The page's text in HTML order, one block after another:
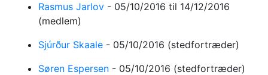
Rasmus Jarlov - 05/10/2016 til 14/12/2016
(medlem)
Sjúrður Skaale - 05/10/2016 (stedfortræder)
Søren Espersen - 05/10/2016 (stedfortræder)